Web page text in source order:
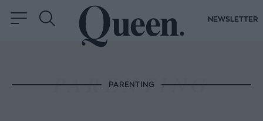
NEWSLETTER
PARENTING